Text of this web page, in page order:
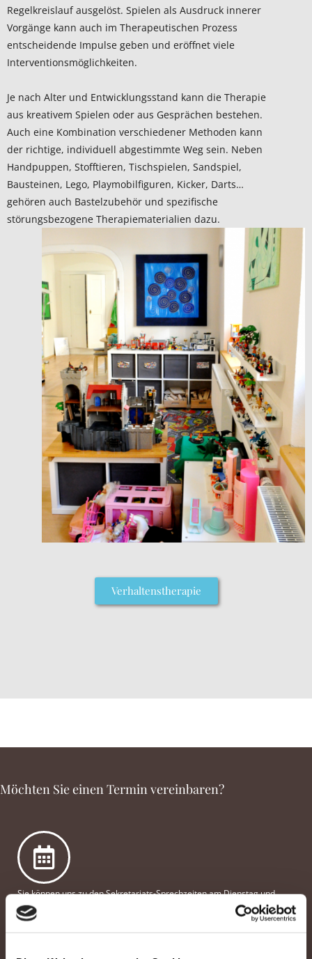
Regelkreislauf ausgelöst. Spielen als Ausdruck innerer
Vorgänge kann auch im Therapeutischen Prozess
entscheidende Impulse geben und eröffnet viele
Interventionsmöglichkeiten.
Je nach Alter und Entwicklungsstand kann die Therapie
aus kreativem Spielen oder aus Gesprächen bestehen.
Auch eine Kombination verschiedener Methoden kann
der richtige, individuell abgestimmte Weg sein. Neben
Handpuppen, Stofftieren, Tischspielen, Sandspiel,
Bausteinen, Lego, Playmobilfiguren, Kicker, Darts…
gehören auch Bastelzubehör und spezifische
störungsbezogene Therapiematerialien dazu.
Verhaltenstherapie
Möchten Sie einen Termin vereinbaren?
Sie können uns zu den Sekretariats-Sprechzeiten am Dienstag und
Donnerstag von 07:30 Uhr bis 11:30 Uhr telefonisch erreichen oder per E-
Mail. Außerhalb der Sprechzeiten können Sie uns eine Nachricht auf dem